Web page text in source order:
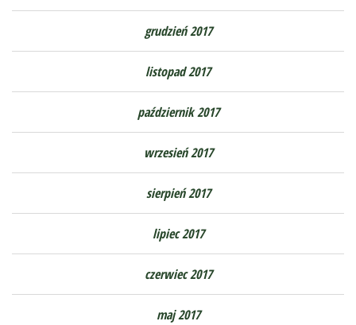
grudzień 2017
listopad 2017
październik 2017
wrzesień 2017
sierpień 2017
lipiec 2017
czerwiec 2017
maj 2017